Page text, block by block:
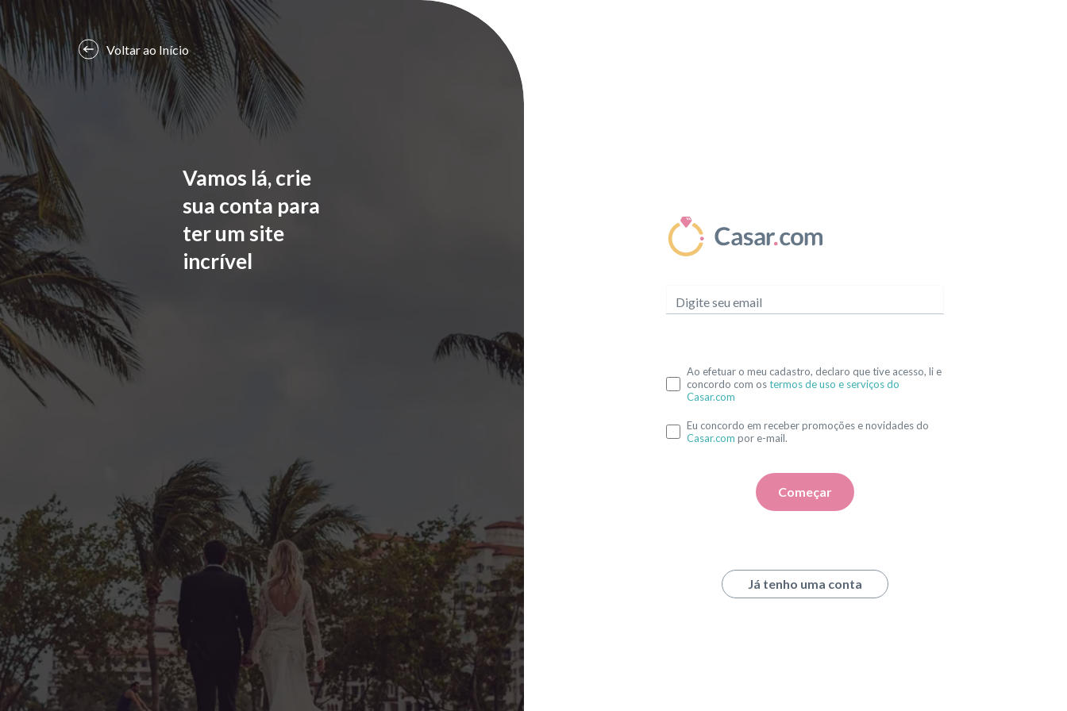
Vamos lá, crie
sua conta para
ter um site
incrível
Voltar ao Início
Digite seu email
Ao efetuar o meu cadastro, declaro que tive acesso, li e
concordo com ostermos de uso e serviços do
Casar.com
Eu concordo em receber promoções e novidades do
Casar.com por e-mail.
Começar
Já tenho uma conta